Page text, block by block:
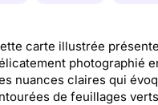
carte illustrée
photographié
nuances claires qui
de feuillages